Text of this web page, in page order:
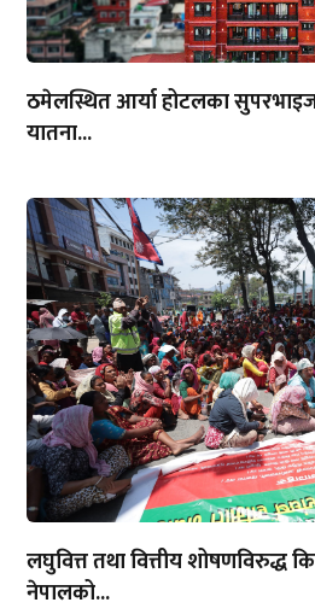
ठमेलस्थित आर्या होटलका
यातना...
लघुवित्त तथा वित्तीय
नेपालको...